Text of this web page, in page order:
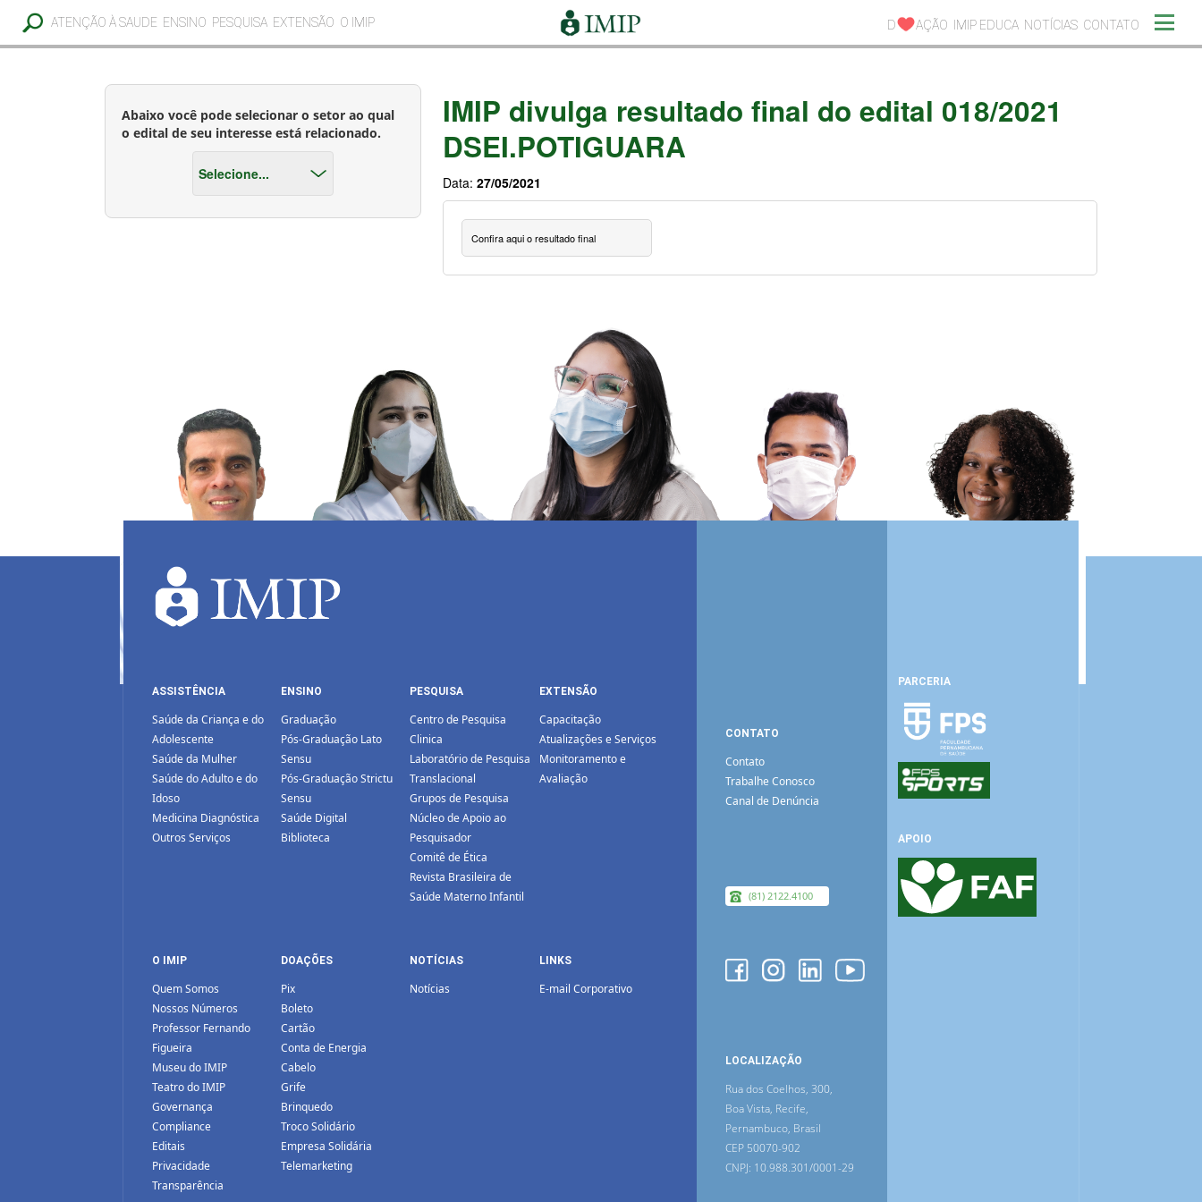
ATENÇÃO À SAUDE ENSINO PESQUISA EXTENSÃO O IMIP D AÇÃO IMIP EDUCA NOTÍCIAS CONTATO
Abaixo você pode selecionar o setor ao qual
o edital de seu interesse está relacionado.
IMIP divulga resultado final do edital 018/2021
DSEI.POTIGUARA
Data: 27/05/2021
Confira aqui o resultado final
ASSISTÊNCIA
Saúde da Criança e do
Adolescente
Saúde da Mulher
Saúde do Adulto e do
Idoso
Medicina Diagnóstica
Outros Serviços
ENSINO
Graduação
Pós-Graduação Lato
Sensu
Pós-Graduação Strictu
Sensu
Saúde Digital
Biblioteca
PESQUISA
Centro de Pesquisa
Clinica
Laboratório de Pesquisa
Translacional
Grupos de Pesquisa
Núcleo de Apoio ao
Pesquisador
Comitê de Ética
Revista Brasileira de
Saúde Materno Infantil
EXTENSÃO
Capacitação
Atualizações e Serviços
Monitoramento e
Avaliação
O IMIP
Quem Somos
Nossos Números
Professor Fernando
Figueira
Museu do IMIP
Teatro do IMIP
Governança
Compliance
Editais
Privacidade
Transparência
DOAÇÕES
Pix
Boleto
Cartão
Conta de Energia
Cabelo
Grife
Brinquedo
Troco Solidário
Empresa Solidária
Telemarketing
NOTÍCIAS
Notícias
LINKS
E-mail Corporativo
CONTATO
Contato
Trabalhe Conosco
Canal de Denúncia
(81) 2122.4100
LOCALIZAÇÃO
Rua dos Coelhos, 300,
Boa Vista, Recife,
Pernambuco, Brasil
CEP 50070-902
CNPJ: 10.988.301/0001-29
PARCERIA
APOIO